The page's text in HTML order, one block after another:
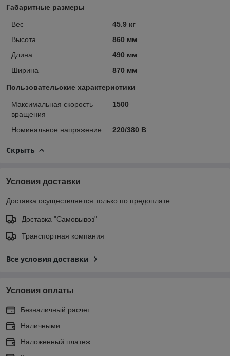
Габаритные размеры
Вес
45.9 кг
Высота
860 мм
Длина
490 мм
Ширина
870 мм
Пользовательские характеристики
Максимальная скорость
вращения
1500
Номинальное напряжение 220/380 В
Скрыть
Условия доставки
Доставка осуществляется только по предоплате.
Доставка "Самовывоз"
Транспортная компания
Все условия доставки
Условия оплаты
Безналичный расчет
Наличными
Наложенный платеж